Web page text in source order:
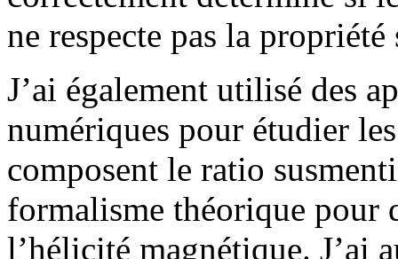
ne respecte pas la
J’ai également utilisé des
numériques pour étudier
composent le ratio
formalisme théorique
l’hélicité magnétique. J’ai